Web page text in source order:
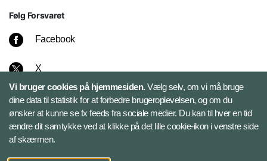
Følg Forsvaret
Facebook
X
Instagram
Bluesky
LinkedIn
Vi bruger cookies på hjemmesiden.Vælg selv, om vi må bruge
dine data til statistik for at forbedre brugeroplevelsen, og om du
ønsker at kunne se fx feeds fra sociale medier. Du kan til hver en tid
ændre dit samtykke ved at klikke på det lille cookie-ikon i venstre side
af skærmen.